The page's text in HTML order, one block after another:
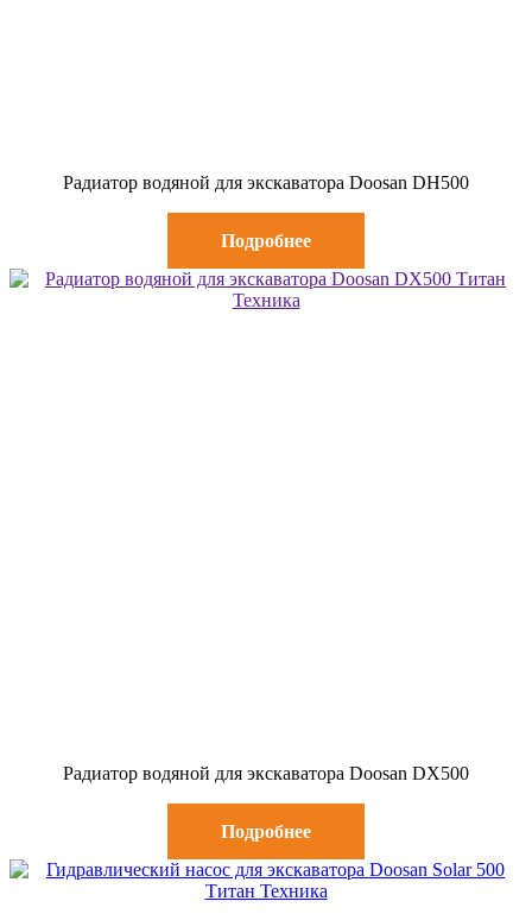
Радиатор водяной для экскаватора Doosan DH500
Подробнее
Радиатор водяной для экскаватора Doosan DX500
Подробнее